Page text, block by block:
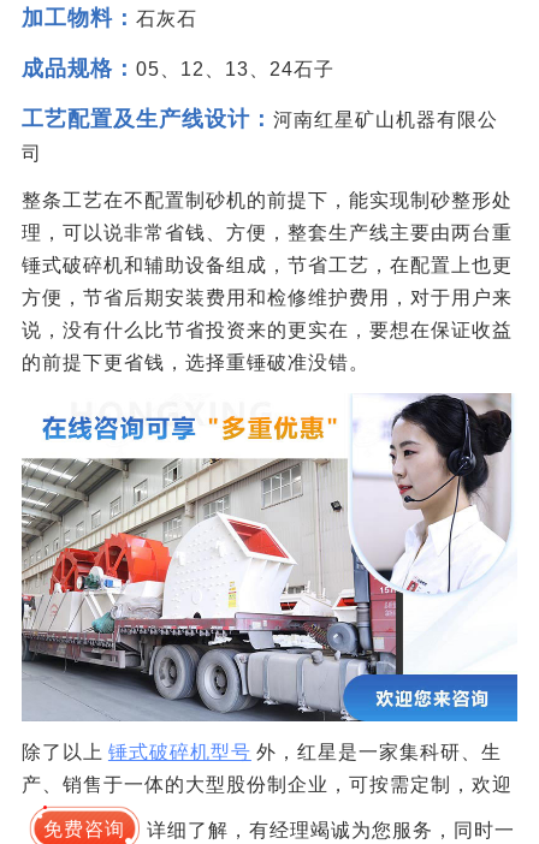
加工物料： 石灰石
成品规格： 05、12、13、24石子
工艺配置及生产线设计： 河南红星矿山机器有限公
司
整条工艺在不配置制砂机的前提下，能实现制砂整形处
理，可以说非常省钱、方便，整套生产线主要由两台重
锤式破碎机和辅助设备组成，节省工艺，在配置上也更
方便，节省后期安装费用和检修维护费用，对于用户来
说，没有什么比节省投资来的更实在，要想在保证收益
的前提下更省钱，选择重锤破准没错。
除了以上 锤式破碎机型号 外，红星是一家集科研、生
产、销售于一体的大型股份制企业，可按需定制，欢迎
免费咨询 详细了解，有经理竭诚为您服务，同时一